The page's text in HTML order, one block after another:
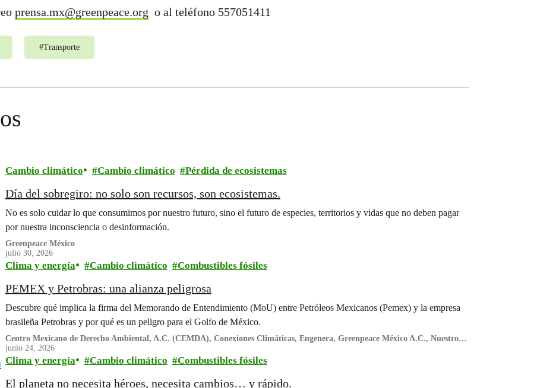
prensa.mx@greenpeace.org o al teléfono 557051411
#Transporte
Cambio climático Cambio climático Pérdida de ecosistemas
Día del sobregiro: no solo son recursos, son ecosistemas.
No es solo cuidar lo que consumimos por nuestro futuro, sino el futuro de especies, territorios y vidas que no deben pagar
por nuestra inconsciencia o desinformación.
Greenpeace México
julio 30, 2026
Clima y energía Cambio climático Combustibles fósiles
PEMEX y Petrobras: una alianza peligrosa
Descubre qué implica la firma del Memorando de Entendimiento (MoU) entre Petróleos Mexicanos (Pemex) y la empresa
brasileña Petrobras y por qué es un peligro para el Golfo de México.
Centro Mexicano de Derecho Ambiental, A.C. (CEMDA), Conexiones Climáticas, Engenera, Greenpeace México A.C., Nuestro
Futuro, Oceana
junio 24, 2026
Clima y energía Cambio climático Combustibles fósiles
El planeta no necesita héroes, necesita cambios… y rápido.